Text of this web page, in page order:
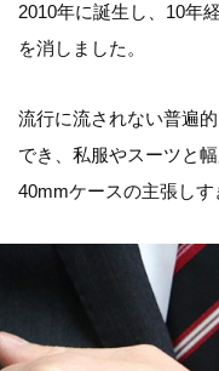
2010年に誕生し、10年
を消しました。
流行に流されない普遍
でき、私服やスーツと
40mmケースの主張しす